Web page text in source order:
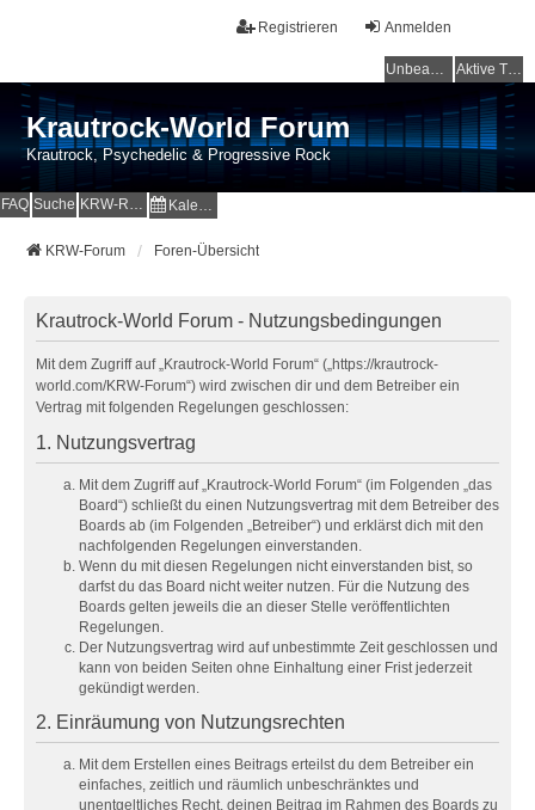
Anmelden
Registrieren
Unbeantwortete Themen Aktive Themen
Krautrock-World Forum
Krautrock, Psychedelic & Progressive Rock
FAQ Suche KRW-Radio Kalender
KRW-Forum Foren-Übersicht
Krautrock-World Forum - Nutzungsbedingungen
Mit dem Zugriff auf „Krautrock-World Forum“ („https://krautrock-
world.com/KRW-Forum“) wird zwischen dir und dem Betreiber ein
Vertrag mit folgenden Regelungen geschlossen:
1. Nutzungsvertrag
Mit dem Zugriff auf „Krautrock-World Forum“ (im Folgenden „das
Board“) schließt du einen Nutzungsvertrag mit dem Betreiber des
Boards ab (im Folgenden „Betreiber“) und erklärst dich mit den
nachfolgenden Regelungen einverstanden.
Wenn du mit diesen Regelungen nicht einverstanden bist, so
darfst du das Board nicht weiter nutzen. Für die Nutzung des
Boards gelten jeweils die an dieser Stelle veröffentlichten
Regelungen.
Der Nutzungsvertrag wird auf unbestimmte Zeit geschlossen und
kann von beiden Seiten ohne Einhaltung einer Frist jederzeit
gekündigt werden.
2. Einräumung von Nutzungsrechten
Mit dem Erstellen eines Beitrags erteilst du dem Betreiber ein
einfaches, zeitlich und räumlich unbeschränktes und
unentgeltliches Recht, deinen Beitrag im Rahmen des Boards zu